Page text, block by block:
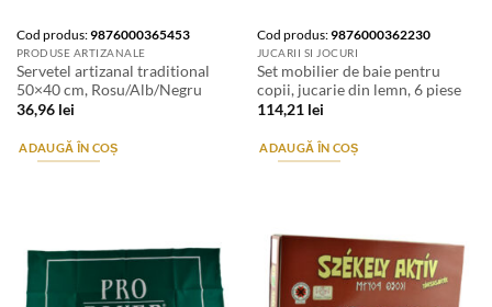
Cod produs:9876000365453
PRODUSE ARTIZANALE
Servetel artizanal traditional
50×40 cm, Rosu/Alb/Negru
36,96 lei
ADAUGĂ ÎN COȘ
Cod produs:9876000362230
JUCARII SI JOCURI
Set mobilier de baie pentru
copii, jucarie din lemn, 6 piese
114,21 lei
ADAUGĂ ÎN COȘ